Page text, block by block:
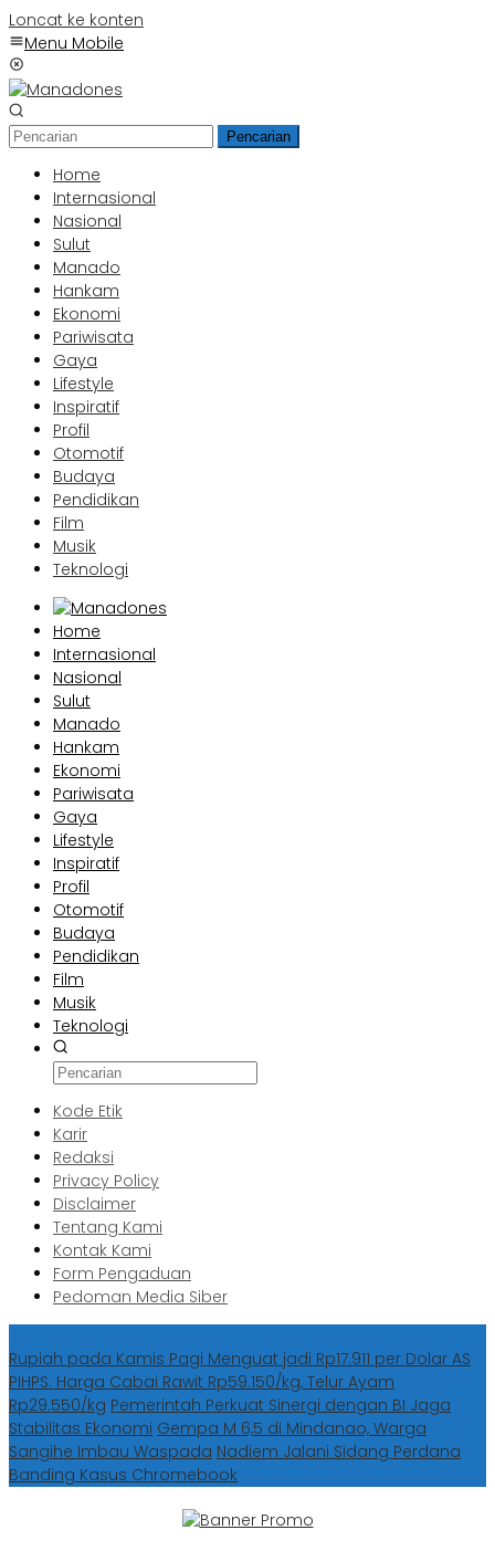
Loncat ke konten
Menu Mobile
Pencarian
Home
Internasional
Nasional
Sulut
Manado
Hankam
Ekonomi
Pariwisata
Gaya
Lifestyle
Inspiratif
Profil
Otomotif
Budaya
Pendidikan
Film
Musik
Teknologi
Home
Internasional
Nasional
Sulut
Manado
Hankam
Ekonomi
Pariwisata
Gaya
Lifestyle
Inspiratif
Profil
Otomotif
Budaya
Pendidikan
Film
Musik
Teknologi
Kode Etik
Karir
Redaksi
Privacy Policy
Disclaimer
Tentang Kami
Kontak Kami
Form Pengaduan
Pedoman Media Siber
Rupiah pada Kamis Pagi Menguat jadi Rp17.911 per Dolar AS
PIHPS: Harga Cabai Rawit Rp59.150/kg, Telur Ayam
Rp29.550/kg Pemerintah Perkuat Sinergi dengan BI Jaga
Stabilitas Ekonomi Gempa M 6,5 di Mindanao, Warga
Sangihe Imbau Waspada Nadiem Jalani Sidang Perdana
Banding Kasus Chromebook